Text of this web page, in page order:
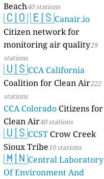
Beach40 stations
🇨🇴🇪🇸Canair.io
Citizen network for
monitoring air quality29
stations
🇺🇸CCA California
Coalition for Clean Air222
stations
CCA Colorado Citizens for
Clean Air40 stations
🇺🇸CCST Crow Creek
Sioux Tribe10 stations
🇲🇳Central Laboratory
Of Environment And